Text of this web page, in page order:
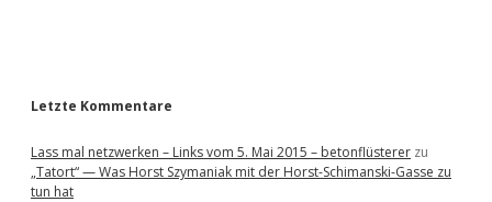
Letzte Kommentare
Lass mal netzwerken – Links vom 5. Mai 2015 – betonflüsterer zu
„Tatort“ — Was Horst Szymaniak mit der Horst-Schimanski-Gasse zu
tun hat